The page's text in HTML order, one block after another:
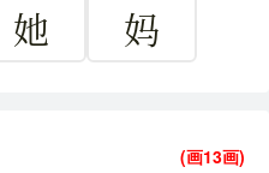
她 妈
(画13画)